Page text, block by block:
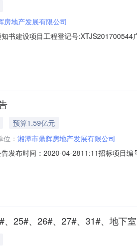
房地产发展有限公司
书建设项目工程登记号
元(人民币大写:壹亿肆仟陆佰壹拾壹万
预算1.59亿元
： 湘潭市鼎辉房地产发展有限公司
发布时间：2020-04-2811:11招标项目
提交该美的·国宾府一期A区建设项目的
25#、26#、27#、31#、地下